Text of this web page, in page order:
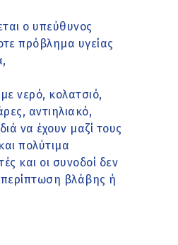
ο υπεύθυνος
πρόβλημα υγείας
νερό, κολατσιό,
αντιηλιακό,
να έχουν μαζί τους
πολύτιμα
και οι συνοδοί δεν
βλάβης ή